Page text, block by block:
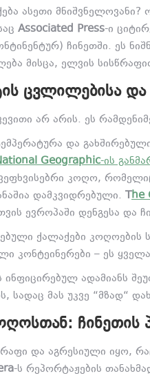
ასეთი
Associated Press-ი
ჩინეთში. ეს
მისცა, ელვის
ᲪᲕᲚᲘᲚᲔᲑᲘᲡᲐ
არ არის. ეს
და
Geographic-ის
კოღო,
დამკვიდრებული. The
ევროპაში დენგესა და
ქალაქები კოღოების
კონტეინერები – ეს
ადამიანს
სადაც მას უკვე “მზად“
ᲩᲘᲜᲔᲗᲘᲡ
და აგრესიული იყო,
-ს რეპორტაჟების